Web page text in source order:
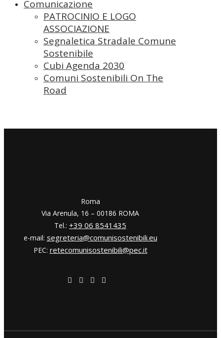
Comunicazione
PATROCINIO E LOGO
ASSOCIAZIONE
Segnaletica Stradale Comune
Sostenibile
Cubi Agenda 2030
Comuni Sostenibili On The
Road
​​Roma
Via Arenula, 16 – 00186 ROMA
Tel.: +39 06 8541435
e-mail: segreteria@comunisostenibili.eu
PEC: retecomunisostenibili@pec.it